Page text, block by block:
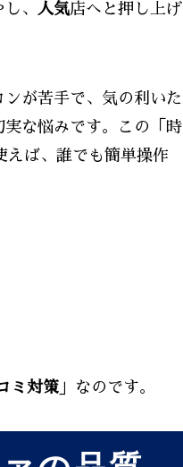
、 人気店へと押し上げ
が苦手で、気の利いた
な悩みです。この「時
ば、誰でも簡単操作
ミ対策 」なのです。